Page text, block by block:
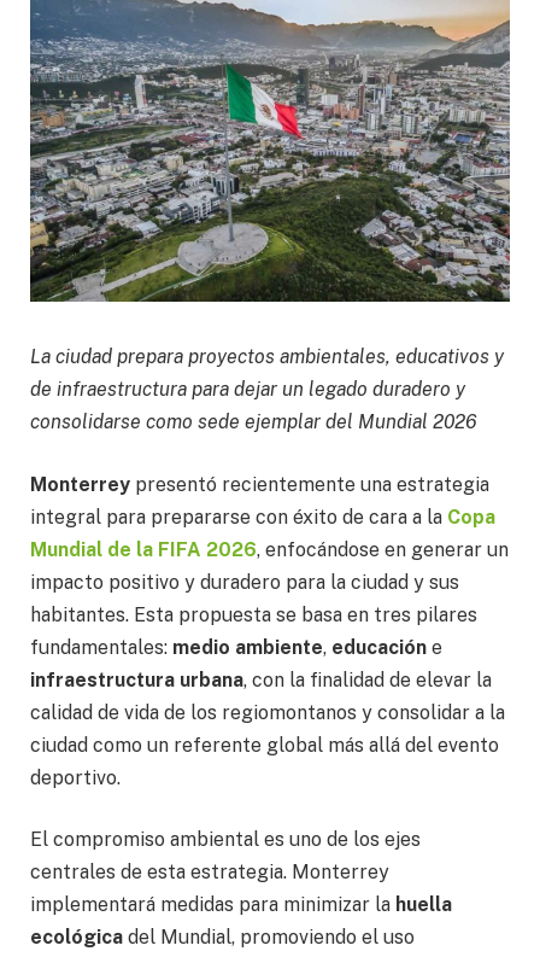
La ciudad prepara proyectos ambientales, educativos y
de infraestructura para dejar un legado duradero y
consolidarse como sede ejemplar del Mundial 2026
Monterrey presentó recientemente una estrategia
integral para prepararse con éxito de cara a la Copa
Mundial de la FIFA 2026, enfocándose en generar un
impacto positivo y duradero para la ciudad y sus
habitantes. Esta propuesta se basa en tres pilares
fundamentales: medio ambiente, educación e
infraestructura urbana, con la finalidad de elevar la
calidad de vida de los regiomontanos y consolidar a la
ciudad como un referente global más allá del evento
deportivo.
El compromiso ambiental es uno de los ejes
centrales de esta estrategia. Monterrey
implementará medidas para minimizar la huella
ecológica del Mundial, promoviendo el uso